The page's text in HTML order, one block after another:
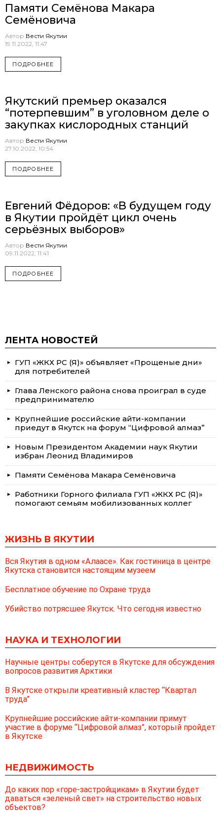
Памяти Семёнова Макара
Семёновича
Автор Вести Якутии
19.11.2022, 11:47
ПОДРОБНЕЕ
Якутский премьер оказался
“потерпевшим” в уголовном деле о
закупках кислородных станций
Автор Вести Якутии
27.10.2022, 10:54
ПОДРОБНЕЕ
Евгений Фёдоров: «В будущем году
в Якутии пройдёт цикл очень
серьёзных выборов»
Автор Вести Якутии
09.11.2022, 11:41
ПОДРОБНЕЕ
ЛЕНТА НОВОСТЕЙ
ГУП «ЖКХ РС (Я)» объявляет «Прощеные дни»
для потребителей
Глава Ленского района снова проиграл в суде
предпринимателю
Крупнейшие российские айти-компании
приедут в Якутск на форум “Цифровой алмаз”
Новым Президентом Академии наук Якутии
избран Леонид Владимиров
Памяти Семёнова Макара Семёновича
Работники Горного филиала ГУП «ЖКХ РС (Я)»
помогают семьям мобилизованных коллег
ЖИЗНЬ В ЯКУТИИ
Вся Якутия в одном «Алаасе». Как гостиница в центре
Якутска становится настоящим музеем
Бесплатное обучение по Охране труда
Убийство потрясшее Якутск. Что сегодня известно
НАУКА И ТЕХНОЛОГИИ
Научные центры соберутся в Якутске для обсуждения
вопросов развития Арктики
В Якутске открыли креативный кластер “Квартал
труда”
Крупнейшие российские айти-компании примут
участие в форуме “Цифровой алмаз”, который пройдет
в Якутске
НЕДВИЖИМОСТЬ
До каких пор «горе-застройщикам» в Якутии будет
даваться «зеленый свет» на строительство новых
объектов?